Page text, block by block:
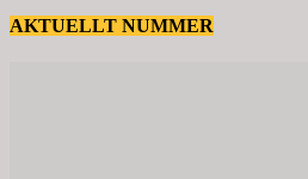
AKTUELLT NUMMER